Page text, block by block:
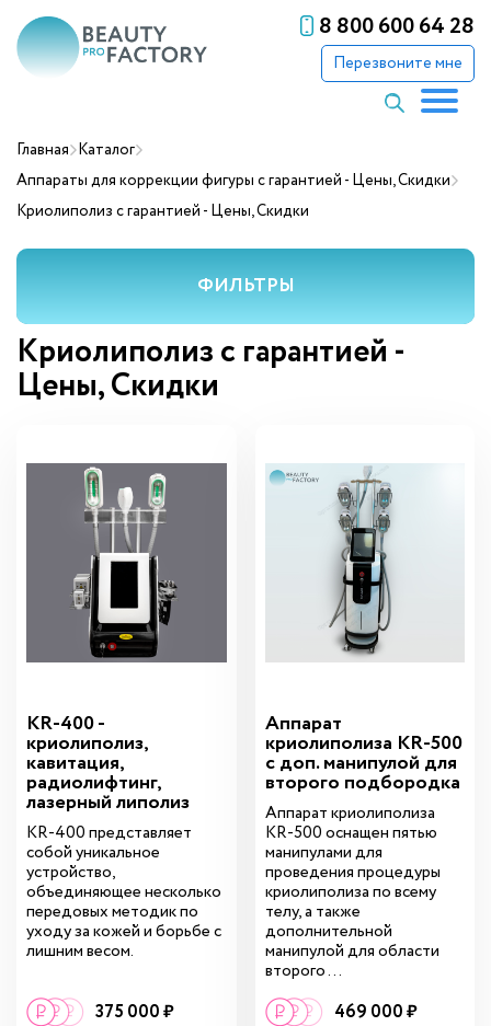
8 800 600 64 28
Перезвоните мне
Главная Каталог
Аппараты для коррекции фигуры с гарантией - Цены, Скидки
Криолиполиз с гарантией - Цены, Скидки
ФИЛЬТРЫ
Криолиполиз с гарантией -
Цены, Скидки
KR-400 -
криолиполиз,
кавитация,
радиолифтинг,
лазерный липолиз
KR-400 представляет
собой уникальное
устройство,
объединяющее несколько
передовых методик по
уходу за кожей и борьбе с
лишним весом.
375 000 ₽
Аппарат
криолиполиза KR-500
с доп. манипулой для
второго подбородка
Аппарат криолиполиза
KR-500 оснащен пятью
манипулами для
проведения процедуры
криолиполиза по всему
телу, а также
дополнительной
манипулой для области
второго ...
469 000 ₽